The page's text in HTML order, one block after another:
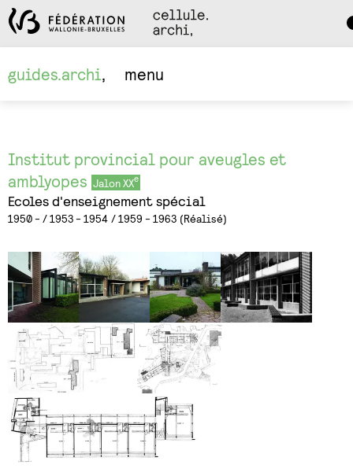
guides.archi
menu
Institut provincial pour aveugles et
amblyopes Jalon XX
Ecoles d'enseignement spécial
1950 - 1953 - 1954 1959 - 1963 Réalisé